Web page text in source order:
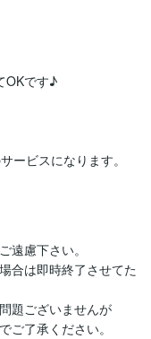
OKです♪
遠慮下さい。
合は即時終了させてた
題ございませんが
ご了承ください。